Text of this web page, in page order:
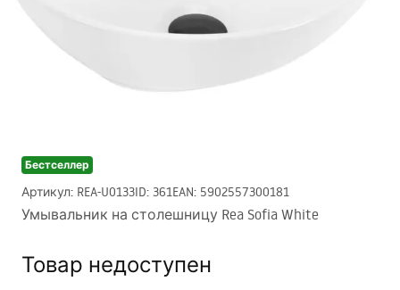
Бестселлер
Артикул: REA-U0133ID: 361EAN: 5902557300181
Умывальник на столешницу Rea Sofia White
Товар недоступен